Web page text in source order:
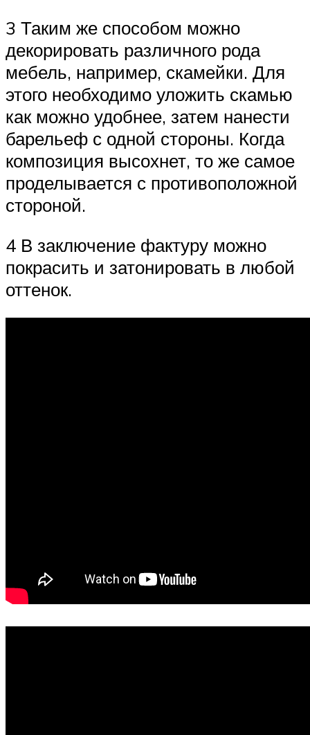
3 Таким же способом можно
декорировать различного рода
мебель, например, скамейки. Для
этого необходимо уложить скамью
как можно удобнее, затем нанести
барельеф с одной стороны. Когда
композиция высохнет, то же самое
проделывается с противоположной
стороной.
4 В заключение фактуру можно
покрасить и затонировать в любой
оттенок.